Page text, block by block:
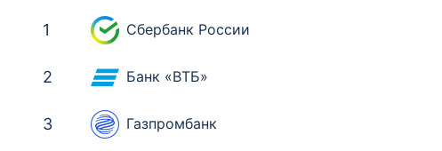
1 Сбербанк России
2 Банк «ВТБ»
3 Газпромбанк